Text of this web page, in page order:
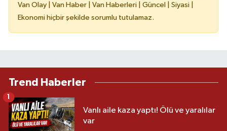
Van Olay | Van Haber | Van Haberleri | Güncel | Siyasi |
Ekonomi hiçbir şekilde sorumlu tutulamaz.
Trend Haberler
Vanlı aile kaza yaptı! Ölü ve yaralılar
var
1